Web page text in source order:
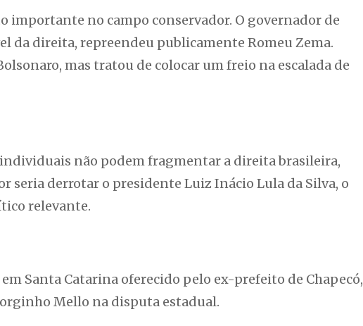
no campo conservador. O governador de
da direita, repreendeu publicamente Romeu Zema.
mas tratou de colocar um freio na escalada de
não podem fragmentar a direita brasileira,
seria derrotar o presidente Luiz Inácio Lula da Silva, o
relevante.
Santa Catarina oferecido pelo ex-prefeito de Chapecó,
Mello na disputa estadual.